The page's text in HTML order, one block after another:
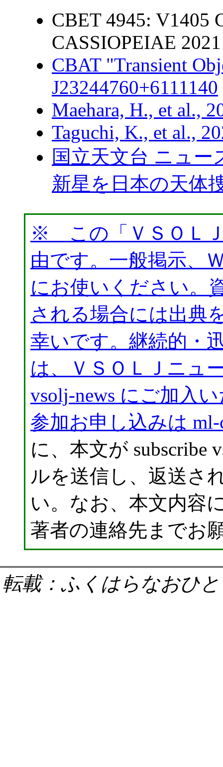
CBET 4945: V1405
CASSIOPEIAE 2021
CBAT "Transient
J23244760+6111140
Maehara, H., et al.,
Taguchi, K., et al.,
国立天文台 ニュ
新星を日本の天体
※ この「ＶＳＯＬ
由です。一般掲示、
にお使いください。
される場合には出典
幸いです。継続的・
は、ＶＳＯＬＪニュ
vsolj-news にご加入
参加お申し込みは ml-
に、本文が subscribe
ルを送信し、返送さ
い。なお、本文内容
著者の連絡先までお
転載：ふくはらなおひ